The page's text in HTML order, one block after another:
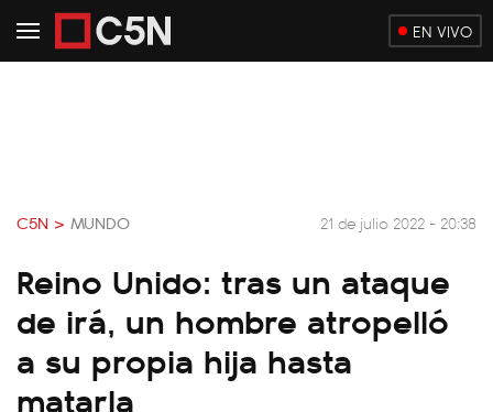
EN VIVO
C5N > MUNDO 21 de julio 2022 - 20:38
Reino Unido: tras un ataque
de irá, un hombre atropelló
a su propia hija hasta
matarla